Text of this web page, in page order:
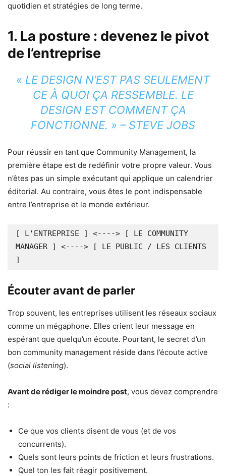
quotidien et stratégies de long terme.
1. La posture : devenez le pivot
de l’entreprise
« LE DESIGN N’EST PAS SEULEMENT
CE À QUOI ÇA RESSEMBLE. LE
DESIGN EST COMMENT ÇA
FONCTIONNE. » – STEVE JOBS
Pour réussir en tant que Community Management, la
première étape est de redéfinir votre propre valeur. Vous
n’êtes pas un simple exécutant qui applique un calendrier
éditorial. Au contraire, vous êtes le pont indispensable
entre l’entreprise et le monde extérieur.
[ L'ENTREPRISE ] <----> [ LE COMMUNITY
MANAGER ] <----> [ LE PUBLIC / LES CLIENTS
Écouter avant de parler
Trop souvent, les entreprises utilisent les réseaux sociaux
comme un mégaphone. Elles crient leur message en
espérant que quelqu’un écoute. Pourtant, le secret d’un
bon community management réside dans l’écoute active
(social listening).
Avant de rédiger le moindre post, vous devez comprendre
:
Ce que vos clients disent de vous (et de vos
concurrents).
Quels sont leurs points de friction et leurs frustrations.
Quel ton les fait réagir positivement.